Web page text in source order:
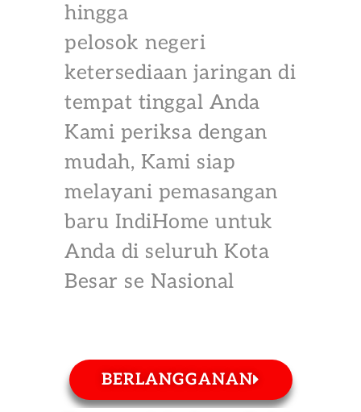
hingga
pelosok negeri
ketersediaan jaringan di
tempat tinggal Anda
Kami periksa dengan
mudah, Kami siap
melayani pemasangan
baru IndiHome untuk
Anda di seluruh Kota
Besar se Nasional
BERLANGGANAN